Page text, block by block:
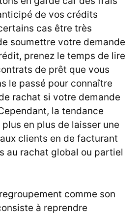
de vos crédits
cas être très
soumettre votre demande
prenez le temps de lire
de prêt que vous
le passé pour connaître
rachat si votre demande
la tendance
en plus de laisser une
clients en de facturant
au rachat global ou partiel
comme son
à reprendre